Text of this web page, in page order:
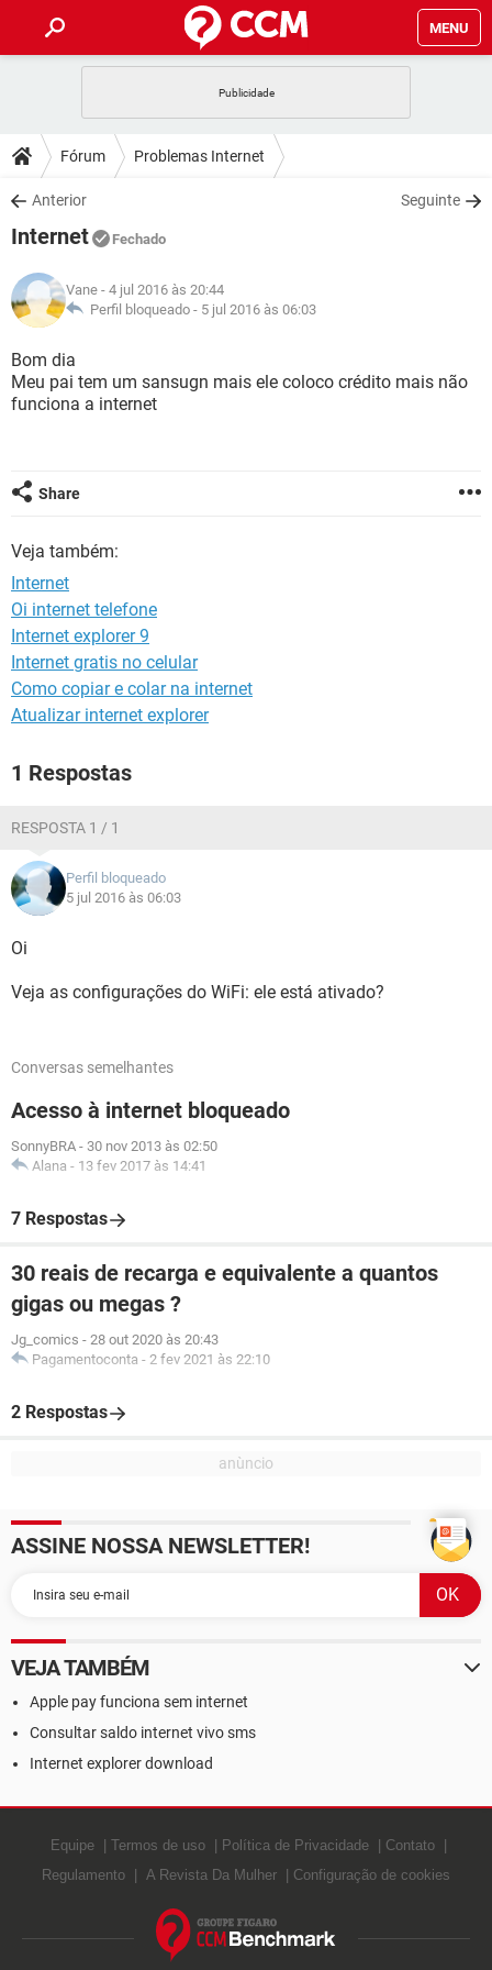
MENU
CELULAR FACEBOOK
OUTLOOK
INSTAGRAM
GUIA DE COMPRAS
DICAS
JOGOS WHATSAPP
INSTAGRAM
GUIA DE COMPRAS
DOWNLOADS
JOGOS
CELULAR
OUTLOOK EXCEL
INSTAGRAM
GUIA DE COMPRAS
JOGOS
CELULAR
OUTLOOK
INSTAGRAM
GLOSSÁRIO
JOGOS
CELULAR FACEBOOK
GUIA DE COMPRAS
Fórum Problemas Internet
Anterior Seguinte
Internet Fechado
Vane - 4 jul 2016 às 20:44
Perfil bloqueado - 5 jul 2016 às 06:03
Bom dia
Meu pai tem um sansugn mais ele coloco crédito mais não
funciona a internet
Share
Veja também:
Internet
Oi internet telefone
Internet explorer 9
Internet gratis no celular
Como copiar e colar na internet
Atualizar internet explorer
1 Respostas
RESPOSTA 1 / 1
Perfil bloqueado
5 jul 2016 às 06:03
Oi
Veja as configurações do WiFi: ele está ativado?
Conversas semelhantes
Acesso à internet bloqueado
SonnyBRA - 30 nov 2013 às 02:50
Alana - 13 fev 2017 às 14:41
7 Respostas
30 reais de recarga e equivalente a quantos
gigas ou megas ?
Jg_comics - 28 out 2020 às 20:43
Pagamentoconta - 2 fev 2021 às 22:10
2 Respostas
ASSINE NOSSA NEWSLETTER!
VEJA TAMBÉM
Apple pay funciona sem internet
Consultar saldo internet vivo sms
Internet explorer download
Equipe Termos de uso Política de Privacidade
Contato
Regulamento
A Revista Da Mulher Configuração de cookies